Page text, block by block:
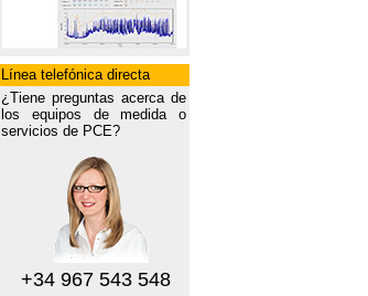
Línea telefónica directa
¿Tiene preguntas acerca de
los equipos de medida o
servicios de PCE?
+34 967 543 548